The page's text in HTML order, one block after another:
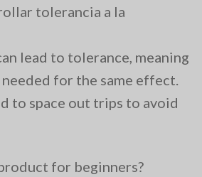
tolerancia a la
lead to tolerance, meaning
for the same effect.
to space out trips to avoid
for beginners?